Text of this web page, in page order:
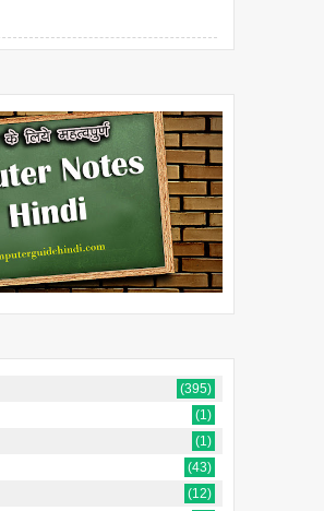
(395)
(1)
(1)
(43)
(12)